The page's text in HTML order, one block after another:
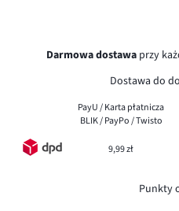
Darmowa dostawa przy
Dostawa do
PayU / Karta płatnicza
BLIK / PayPo / Twisto
9,99 zł
Punkty